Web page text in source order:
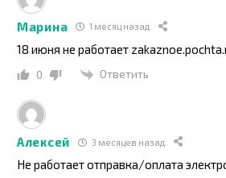
Марина 1 месяц назад
18 июня не работает
0 Ответить
Алексей 3 месяцев назад
Не работает отправка/оплата